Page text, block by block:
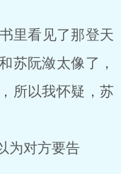
看见了那登天
苏阮潋太像了，
所以我怀疑，苏
对方要告